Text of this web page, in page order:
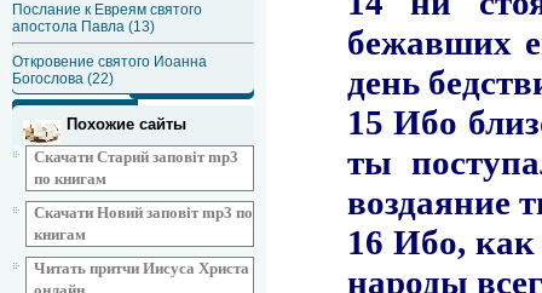
Послание к Евреям святого
апостола Павла (13)
Откровение святого Иоанна
Богослова (22)
Похожие сайты
Скачати Старий заповіт mp3
по книгам
Скачати Новий заповіт mp3 по
книгам
Читать притчи Иисуса Христа